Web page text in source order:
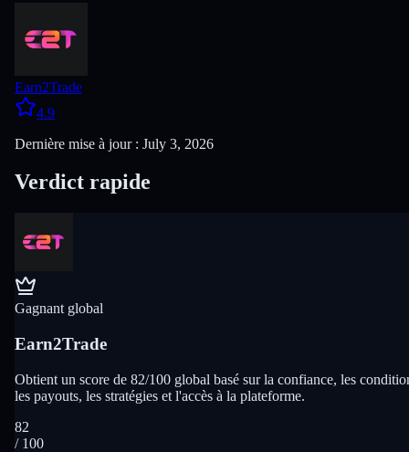
Earn2Trade
4.9
Dernière mise à jour : July 3, 2026
Verdict rapide
Gagnant global
Earn2Trade
Obtient un score de 82/100 global basé sur la confiance, les
les payouts, les stratégies et l'accès à la plateforme.
82
/ 100